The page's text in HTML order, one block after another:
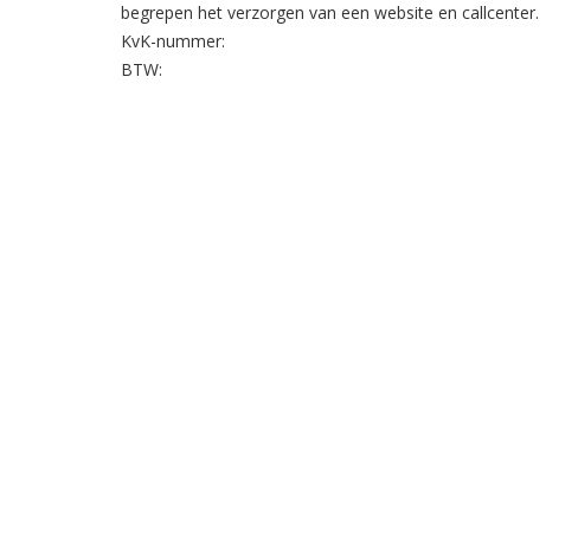
begrepen het verzorgen van een website en callcenter.
KvK-nummer:
BTW: